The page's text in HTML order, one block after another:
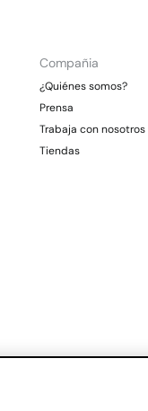
Compañia
¿Quiénes somos?
Prensa
Trabaja con nosotros
Tiendas